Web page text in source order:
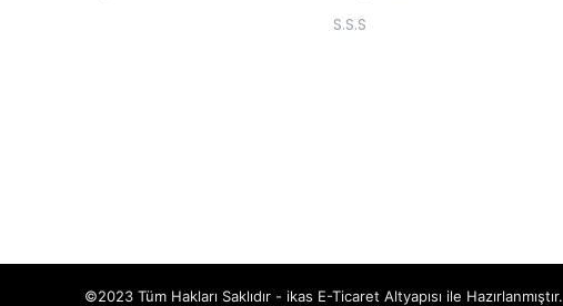
S.S.S
©2023 Tüm Hakları Saklıdır - ikas E-Ticaret Altyapısı ile Hazırlanmıştır.